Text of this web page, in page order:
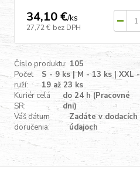
34,10 €/ks
27,72 € bez DPH
Číslo produktu: 105
Počet
ruží:
S - 9 ks | M - 13 ks | XXL -
19 až 23 ks
Kuriér celá
SR:
do 24 h (Pracovné
dni)
Váš dátum
doručenia:
Zadáte v dodacích
údajoch